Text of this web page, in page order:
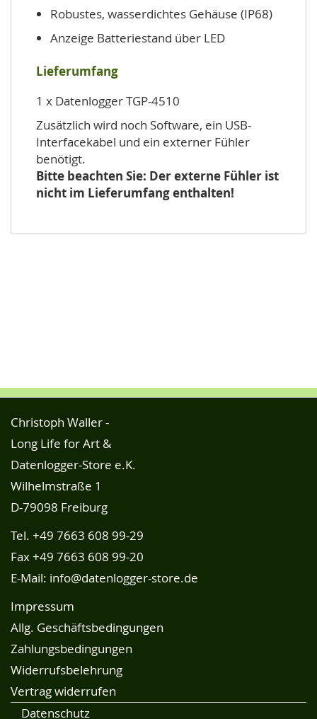
Robustes, wasserdichtes Gehäuse (IP68)
Anzeige Batteriestand über LED
Lieferumfang
1 x Datenlogger TGP-4510
Zusätzlich wird noch Software, ein USB-
Interfacekabel und ein externer Fühler
benötigt.
Bitte beachten Sie: Der externe Fühler ist
nicht im Lieferumfang enthalten!
Christoph Waller -
Long Life for Art &
Datenlogger-Store e.K.
Wilhelmstraße 1
D-79098 Freiburg
Tel. +49 7663 608 99-29
Fax +49 7663 608 99-20
E-Mail: info@datenlogger-store.de
Impressum
Allg. Geschäftsbedingungen
Zahlungsbedingungen
Widerrufsbelehrung
Vertrag widerrufen
Datenschutz